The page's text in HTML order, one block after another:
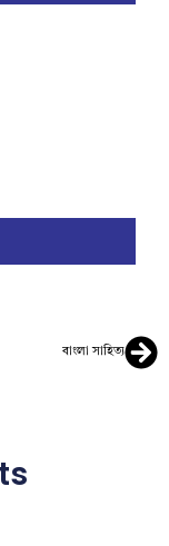
বাংলা সাহিত্য